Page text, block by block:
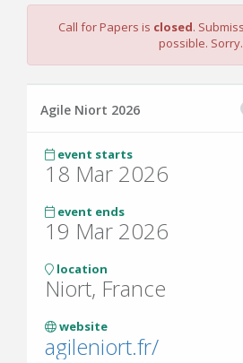
Call for Papers is closed.
possible. Sorry.
Agile Niort 2026
event starts
18 Mar 2026
event ends
19 Mar 2026
location
Niort, France
website
agileniort.fr/